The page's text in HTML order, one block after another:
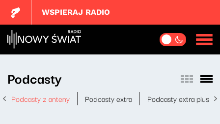
WSPIERAJ RADIO
Podcasty
Podcasty z anteny Podcasty extra Podcasty extra plus